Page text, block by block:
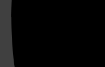
en om ons
informatie over uw
partners voor social
partners kunnen